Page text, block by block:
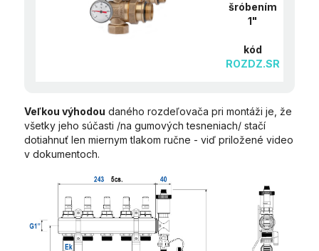
šróbením
1"
kód
ROZDZ.SR
Veľkou výhodou daného rozdeľovača pri montáži je, že
všetky jeho súčasti /na gumových tesneniach/ stačí
dotiahnuť len miernym tlakom ručne - viď priložené video
v dokumentoch.